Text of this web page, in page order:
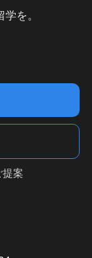
を。
提案